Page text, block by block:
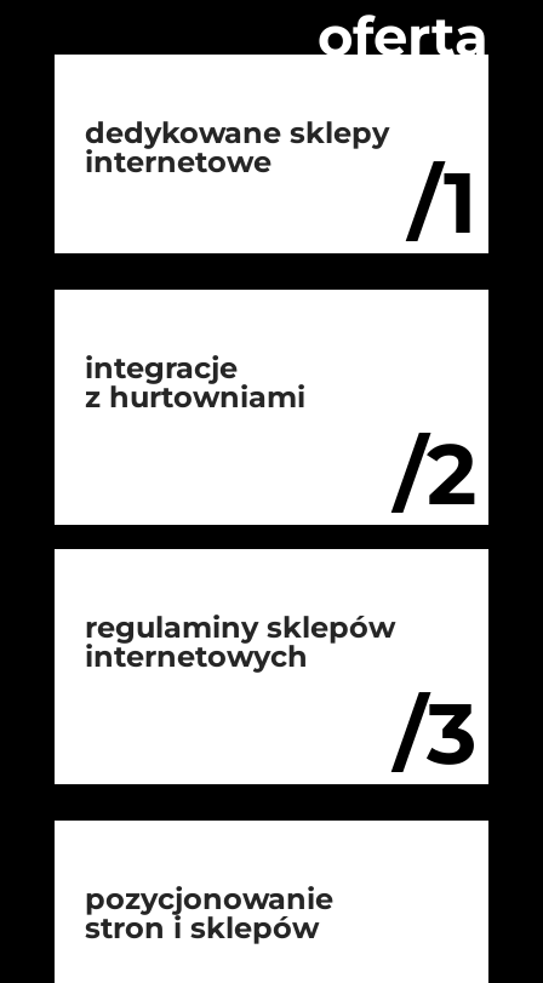
oferta
/1
dedykowane sklepy
internetowe
/2
integracje
z hurtowniami
/3
regulaminy sklepów
internetowych
pozycjonowanie
stron i sklepów